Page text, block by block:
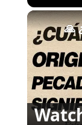
Play Unmute